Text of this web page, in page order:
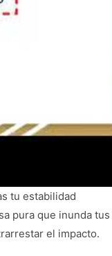
tu estabilidad
pura que inunda tus
el impacto.